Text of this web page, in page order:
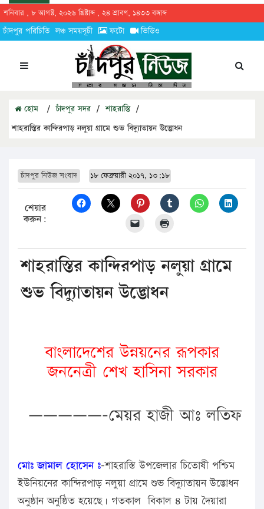
শনিবার , ৮ আগস্ট, ২০২৬ খ্রিষ্টাব্দ , ২৪ শ্রাবণ, ১৪৩৩ বঙ্গাব্দ
চাঁদপুর পরিচিতি লঞ্চ সময়সূচী ফটো ভিডিও
হোম / চাঁদপুর সদর / শাহরাস্তি /
শাহরাস্তির কান্দিরপাড় নলুয়া গ্রামে শুভ বিদ্যুাতায়ন উদ্ভোধন
চাঁদপুর নিউজ সংবাদ ১৮ ফেব্রুয়ারী ২০১৭, ১৩:১৮
শেয়ার
করুন:
শাহরাস্তির কান্দিরপাড় নলুয়া গ্রামে
শুভ বিদ্যুাতায়ন উদ্ভোধন
বাংলাদেশের উন্নয়নের রূপকার
জননেত্রী শেখ হাসিনা সরকার
—————-মেয়র হাজী আঃ লতিফ
মোঃ জামাল হোসেন ঃ-শাহরাস্তি উপজেলার চিতোষী পশ্চিম
ইউনিয়নের কান্দিরপাড় নলুয়া গ্রামে শুভ বিদ্যুাতায়ন উদ্ভোধন
অনুষ্ঠান অনুষ্ঠিত হয়েছে। গতকাল বিকাল ৪ টায় দৈয়ারা